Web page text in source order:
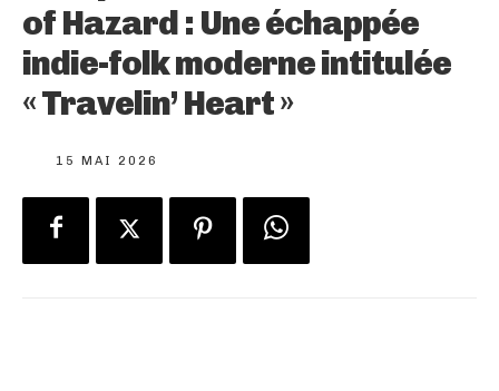
of Hazard : Une échappée
indie-folk moderne intitulée
« Travelin’ Heart »
15 MAI 2026